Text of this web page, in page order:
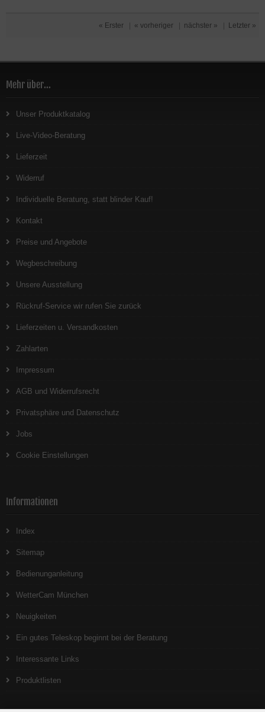
« Erster « vorheriger nächster » Letzter »
Mehr über...
Unser Produktkatalog
Live-Video-Beratung
Lieferzeit
Widerruf
Individuelle Beratung, statt blinder Kauf!
Kontakt
Preise und Angebote
Wegbeschreibung
Unsere Ausstellung
Rückruf-Service wir rufen Sie zurück
Lieferzeiten u. Versandkosten
Zahlarten
Impressum
AGB und Widerrufsrecht
Privatsphäre und Datenschutz
Jobs
Cookie Einstellungen
Informationen
Index
Sitemap
Bedienunganleitung
WetterCam München
Neuigkeiten
Ein gutes Teleskop beginnt bei der Beratung
Interessante Links
Produktlisten